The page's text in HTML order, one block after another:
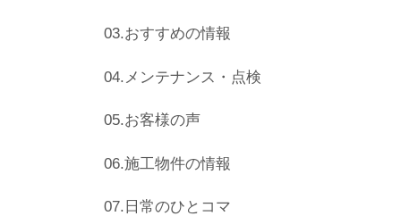
03.おすすめの情報
04.メンテナンス・点検
05.お客様の声
06.施工物件の情報
07.日常のひとコマ